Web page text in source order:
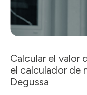
Calcular el valor
el calculador de
Degussa